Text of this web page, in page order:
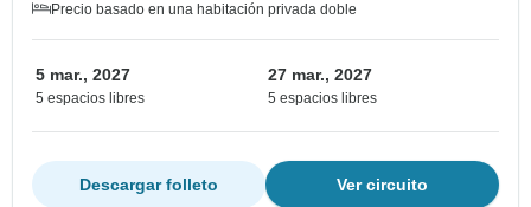
Precio basado en una habitación privada doble
5 mar., 2027
5 espacios libres
27 mar., 2027
5 espacios libres
Ver circuito
Descargar folleto